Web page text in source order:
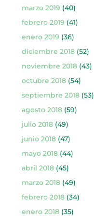
marzo 2019 (40)
febrero 2019 (41)
enero 2019 (36)
diciembre 2018(52)
noviembre 2018(43)
octubre 2018(54)
septiembre 2018(53)
agosto 2018(59)
julio 2018(49)
junio 2018(47)
mayo 2018(44)
abril 2018(45)
marzo 2018(49)
febrero 2018(34)
enero 2018(35)